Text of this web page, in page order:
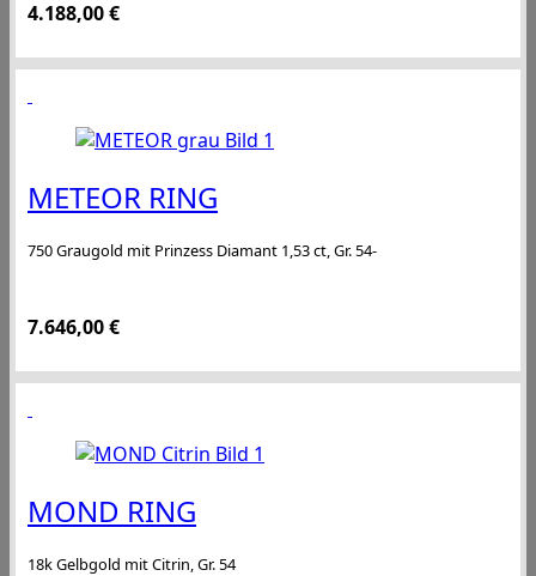
4.188,00€
METEOR RING
750 Graugold mit Prinzess Diamant 1,53 ct, Gr. 54-
7.646,00€
MOND RING
18k Gelbgold mit Citrin, Gr. 54